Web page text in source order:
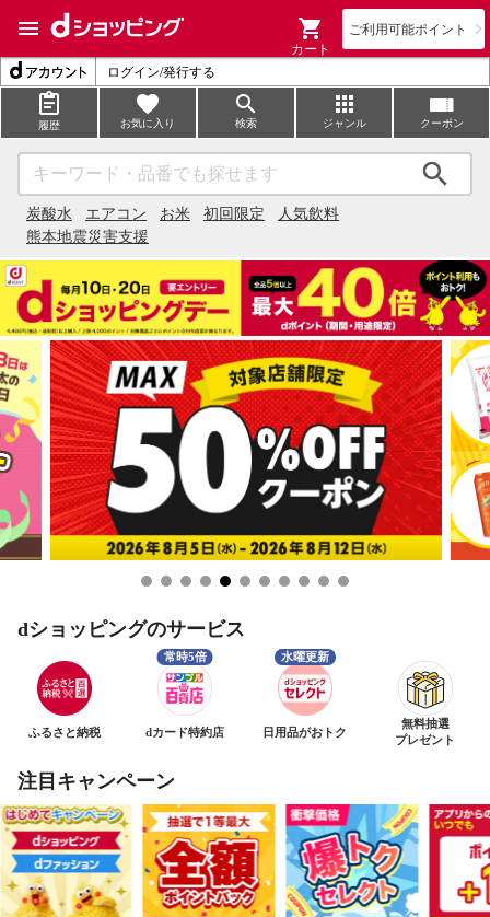
ご利用可能ポイント
カート
ログイン/発行する
履歴 お気に入り 検索 ジャンル クーポン
炭酸水 エアコン お米 初回限定
人気飲料
熊本地震災害支援
dショッピングのサービス
ふるさと納税 dカード特約店 日用品がおトク
無料抽選
プレゼント
注目キャンペーン